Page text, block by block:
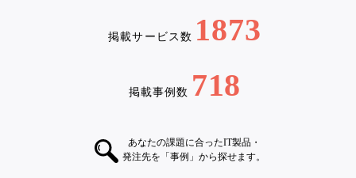
掲載サービス数 1873
掲載事例数 718
あなたの課題に合ったIT製品・
発注先を「事例」から探せます。